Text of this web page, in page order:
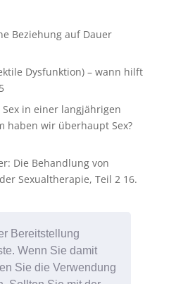
Bereitstellung
Wenn Sie damit
Sie die Verwendung
Beziehung auf Dauer
Dysfunktion) – wann hilft
in einer langjährigen
haben wir überhaupt Sex?
Die Behandlung von
Sexualtherapie, Teil 2 16.
Sexualtherapie